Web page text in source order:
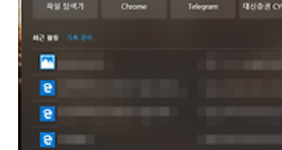
문에 특정 목적으로 텔레그램을 주로 사용합니
트 변경을 할 seeit.kr ▲ 몇 년간 잘 사용 중이
안먹힘 ㅠㅠ 그래서 특정 파일을 업데이트하는
트리를 직접 수정하는 방법으로 소개해드리려
을 알..